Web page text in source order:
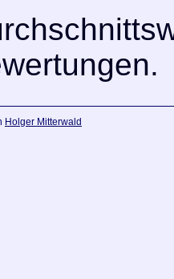
Holger Mitterwald